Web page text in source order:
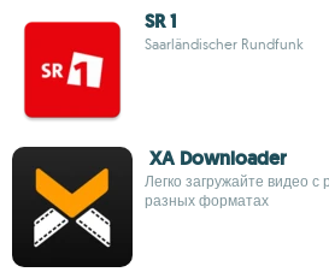
SR 1
Saarländischer Rundfunk
XA Downloader
Легко загружайте видео
разных форматах